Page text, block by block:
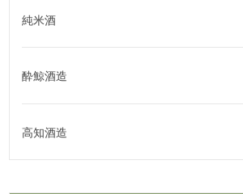
純米酒
酔鯨酒造
高知酒造